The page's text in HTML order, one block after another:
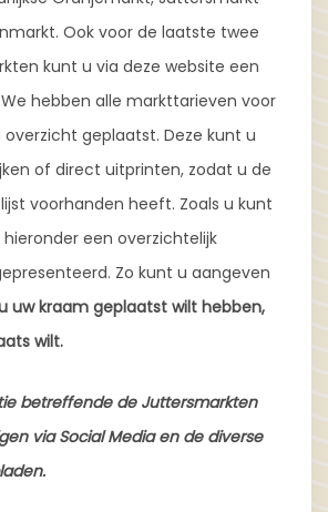
Ook voor de laatste twee
kunt u via deze website een
hebben alle markttarieven voor
geplaatst. Deze kunt u
of direct uitprinten, zodat u de
voorhanden heeft. Zoals u kunt
hieronder een overzichtelijk
Zo kunt u aangeven
uw kraam geplaatst wilt hebben,
wilt.
betreffende de Juttersmarkten
via Social Media en de diverse